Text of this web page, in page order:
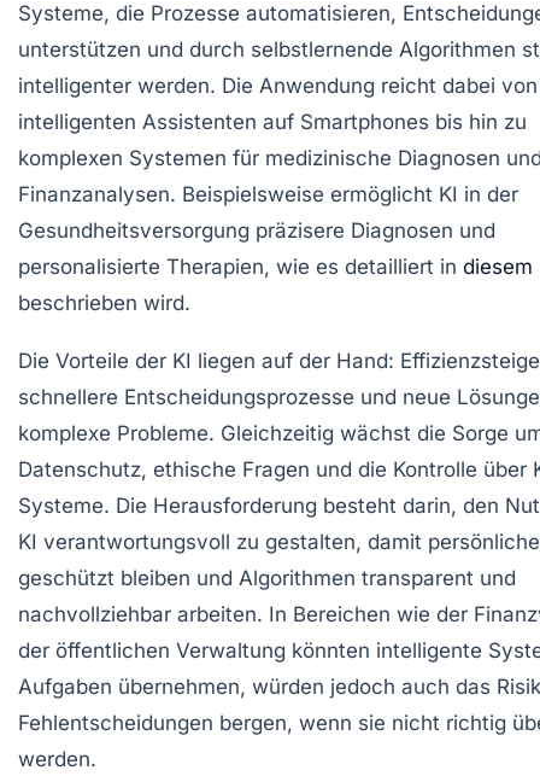
Systeme, die Prozesse automatisieren,
unterstützen und durch selbstlernende Algorithmen
intelligenter werden. Die Anwendung reicht dabei von
intelligenten Assistenten auf Smartphones bis hin zu
komplexen Systemen für medizinische Diagnosen
Finanzanalysen. Beispielsweise ermöglicht KI in der
Gesundheitsversorgung präzisere Diagnosen und
personalisierte Therapien, wie es detailliert in diesem
beschrieben wird.
Die Vorteile der KI liegen auf der Hand:
schnellere Entscheidungsprozesse und neue
komplexe Probleme. Gleichzeitig wächst die Sorge
Datenschutz, ethische Fragen und die Kontrolle über
Systeme. Die Herausforderung besteht darin, den
KI verantwortungsvoll zu gestalten, damit
geschützt bleiben und Algorithmen transparent und
nachvollziehbar arbeiten. In Bereichen wie der
der öffentlichen Verwaltung könnten intelligente
Aufgaben übernehmen, würden jedoch auch das
Fehlentscheidungen bergen, wenn sie nicht richtig
werden.